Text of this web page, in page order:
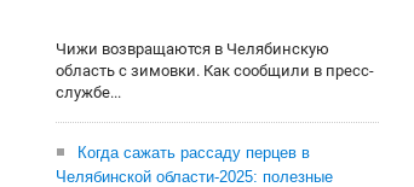
Чижи возвращаются в Челябинскую
область с зимовки. Как сообщили в пресс-
службе...
Когда сажать рассаду перцев в
Челябинской области-2025: полезные